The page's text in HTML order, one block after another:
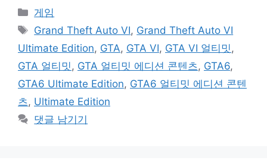
카
테
리
게임
태
Grand Theft Auto VI, Grand Theft Auto VI
Ultimate Edition, GTA, GTA VI, GTA VI 얼티밋 ,
GTA 얼티밋 , GTA 얼티밋 에디션 콘텐츠, GTA6,
GTA6 Ultimate Edition, GTA6 얼티밋 에디션 콘텐
츠, Ultimate Edition
댓글 남기기